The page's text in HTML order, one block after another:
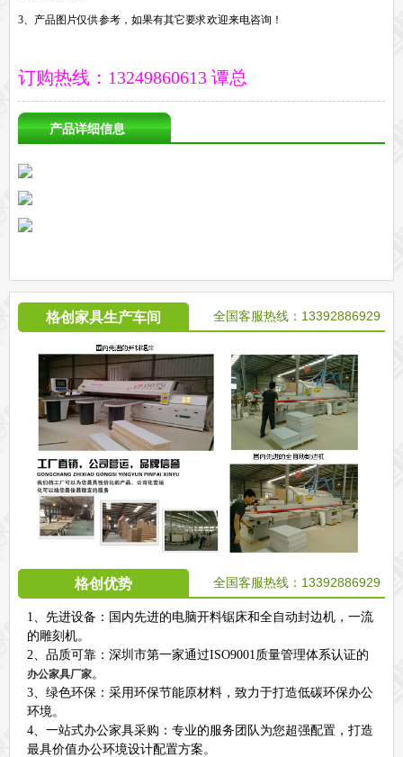
联系北琛深圳办公家具厂
关于北琛品牌办公家具 企业文化
3、产品图片仅供参考，如果有其它要求欢迎来电咨询！
订购热线：13249860613 谭总
产品详细信息
格创家具生产车间 全国客服热线：13392886929
格创优势 全国客服热线：13392886929
1、先进设备：国内先进的电脑开料锯床和全自动封边机，一流
的雕刻机。
2、品质可靠：深圳市第一家通过ISO9001质量管理体系认证的
办公家具厂家。
3、绿色环保：采用环保节能原材料，致力于打造低碳环保办公
环境。
4、一站式办公家具采购：专业的服务团队为您超强配置，打造
最具价值办公环境设计配置方案。